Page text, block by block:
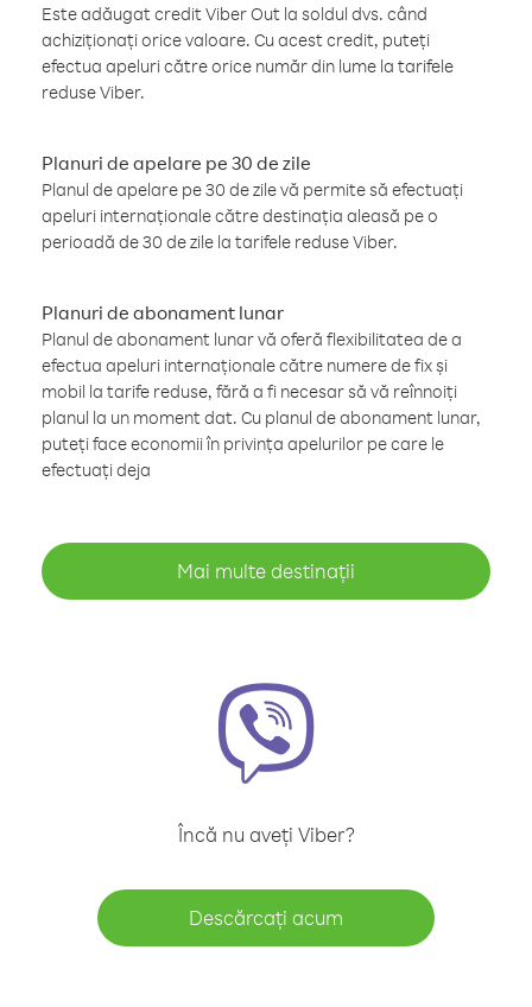
Este adăugat credit Viber Out la soldul dvs. când
achiziționați orice valoare. Cu acest credit, puteți
efectua apeluri către orice număr din lume la tarifele
reduse Viber.
Planuri de apelare pe 30 de zile
Planul de apelare pe 30 de zile vă permite să efectuați
apeluri internaționale către destinația aleasă pe o
perioadă de 30 de zile la tarifele reduse Viber.
Planuri de abonament lunar
Planul de abonament lunar vă oferă flexibilitatea de a
efectua apeluri internaționale către numere de fix și
mobil la tarife reduse, fără a fi necesar să vă reînnoiți
planul la un moment dat. Cu planul de abonament lunar,
puteți face economii în privința apelurilor pe care le
efectuați deja
Mai multe destinații
Încă nu aveți Viber?
Descărcați acum